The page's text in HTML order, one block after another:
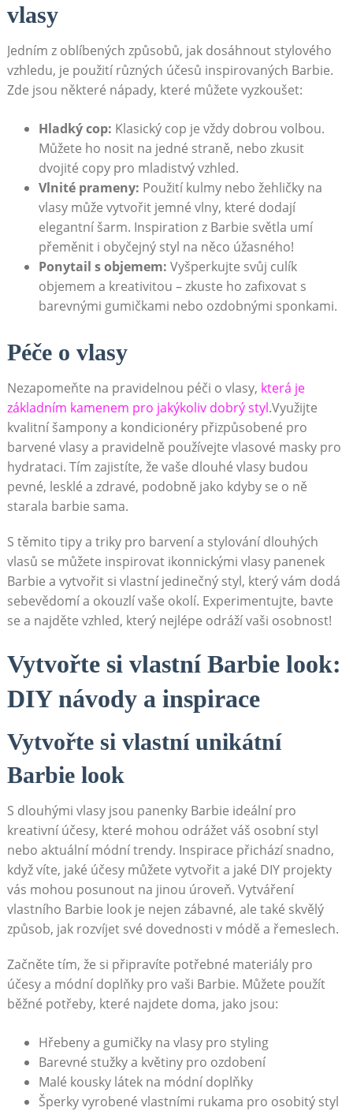
vlasy
Jedním z oblíbených způsobů, jak dosáhnout stylového
vzhledu, je použití různých účesů inspirovaných Barbie.
Zde jsou některé nápady, které můžete vyzkoušet:
Hladký cop: Klasický cop je vždy dobrou volbou.
Můžete ho nosit na jedné straně, nebo zkusit
dvojité copy pro mladistvý vzhled.
Vlnité prameny: Použití kulmy nebo žehličky na
vlasy může vytvořit jemné vlny, které dodají
elegantní šarm. Inspiration z Barbie světla umí
přeměnit i obyčejný styl na něco úžasného!
Ponytail s objemem: Vyšperkujte svůj culík
objemem a kreativitou – zkuste ho zafixovat s
barevnými gumičkami nebo ozdobnými sponkami.
Péče o vlasy
Nezapomeňte na pravidelnou péči o vlasy, která je
základním kamenem pro jakýkoliv dobrý styl.Využijte
kvalitní šampony a kondicionéry přizpůsobené pro
barvené vlasy a pravidelně používejte vlasové masky pro
hydrataci. Tím zajistíte, že vaše dlouhé vlasy budou
pevné, lesklé a zdravé, podobně jako kdyby se o ně
starala barbie sama.
S těmito tipy a triky pro barvení a stylování dlouhých
vlasů se můžete inspirovat ikonnickými vlasy panenek
Barbie a vytvořit si vlastní jedinečný styl, který vám dodá
sebevědomí a okouzlí vaše okolí. Experimentujte, bavte
se a najděte vzhled, který nejlépe odráží vaši osobnost!
Vytvořte si vlastní Barbie look:
DIY návody a inspirace
Vytvořte si vlastní unikátní
Barbie look
S dlouhými vlasy jsou panenky Barbie ideální pro
kreativní účesy, které mohou odrážet váš osobní styl
nebo aktuální módní trendy. Inspirace přichází snadno,
když víte, jaké účesy můžete vytvořit a jaké DIY projekty
vás mohou posunout na jinou úroveň. Vytváření
vlastního Barbie look je nejen zábavné, ale také skvělý
způsob, jak rozvíjet své dovednosti v módě a řemeslech.
Začněte tím, že si připravíte potřebné materiály pro
účesy a módní doplňky pro vaši Barbie. Můžete použít
běžné potřeby, které najdete doma, jako jsou:
Hřebeny a gumičky na vlasy pro styling
Barevné stužky a květiny pro ozdobení
Malé kousky látek na módní doplňky
Šperky vyrobené vlastními rukama pro osobitý styl